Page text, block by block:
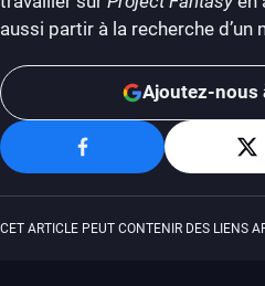
aussi partir à la recherche d’un
Ajoutez-nous
CET ARTICLE PEUT CONTENIR DES LIENS